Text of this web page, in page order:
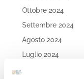
Ottobre 2024
Settembre 2024
Agosto 2024
Luglio 2024